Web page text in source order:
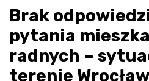
Brak
pytania
radnych –
terenie